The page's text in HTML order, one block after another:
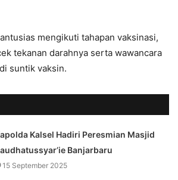
mengikuti tahapan vaksinasi,
tekanan darahnya serta wawancara
suntik vaksin.
Kalsel Hadiri Peresmian Masjid
Banjarbaru
15 September 2025